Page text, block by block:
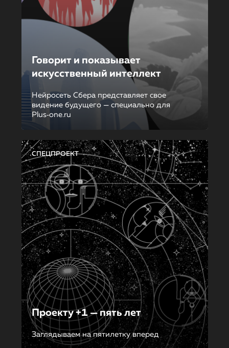
Говорит и показывает
искусственный интеллект
Нейросеть Сбера представляет свое
видение будущего — специально для
Plus‑one.ru
СПЕЦПРОЕКТ
Проекту +1 — пять лет
Заглядываем на пятилетку вперед